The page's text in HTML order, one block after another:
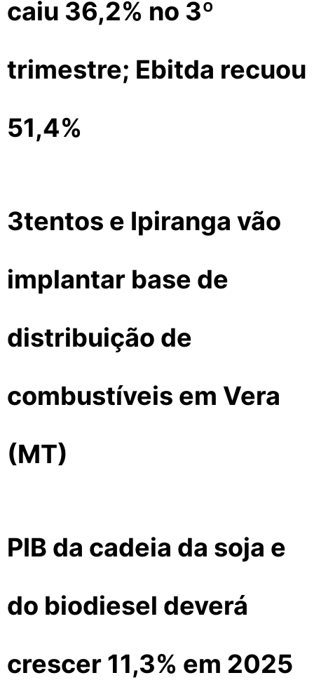
caiu 36,2% no 3º
trimestre; Ebitda recuou
51,4%
3tentos e Ipiranga vão
implantar base de
distribuição de
combustíveis em Vera
(MT)
PIB da cadeia da soja e
do biodiesel deverá
crescer 11,3% em 2025